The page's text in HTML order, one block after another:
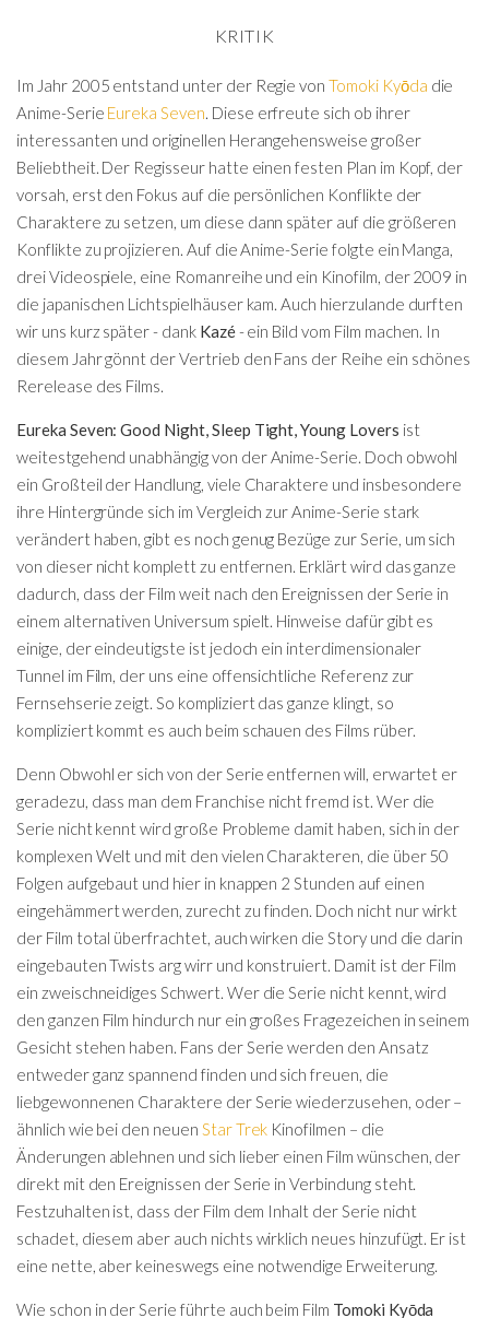
KRITIK
Im Jahr 2005 entstand unter der Regie vonTomoki Kyōda die
Anime-Serie Eureka Seven . Diese erfreute sich ob ihrer
interessanten und originellen Herangehensweise großer
Beliebtheit. Der Regisseur hatte einen festen Plan im Kopf, der
vorsah, erst den Fokus auf die persönlichen Konflikte der
Charaktere zu setzen, um diese dann später auf die größeren
Konflikte zu projizieren. Auf die Anime-Serie folgte ein Manga,
drei Videospiele, eine Romanreihe und ein Kinofilm, der 2009 in
die japanischen Lichtspielhäuser kam. Auch hierzulande durften
wir uns kurz später - dank Kazé- ein Bild vom Film machen. In
diesem Jahr gönnt der Vertrieb den Fans der Reihe ein schönes
Rerelease des Films.
Eureka Seven: Good Night, Sleep Tight, Young Lovers ist
weitestgehend unabhängig von der Anime-Serie. Doch obwohl
ein Großteil der Handlung, viele Charaktere und insbesondere
ihre Hintergründe sich im Vergleich zur Anime-Serie stark
verändert haben, gibt es noch genug Bezüge zur Serie, um sich
von dieser nicht komplett zu entfernen. Erklärt wird das ganze
dadurch, dass der Film weit nach den Ereignissen der Serie in
einem alternativen Universum spielt. Hinweise dafür gibt es
einige, der eindeutigste ist jedoch ein interdimensionaler
Tunnel im Film, der uns eine offensichtliche Referenz zur
Fernsehserie zeigt. So kompliziert das ganze klingt, so
kompliziert kommt es auch beim schauen des Films rüber.
Denn Obwohl er sich von der Serie entfernen will, erwartet er
geradezu, dass man dem Franchise nicht fremd ist. Wer die
Serie nicht kennt wird große Probleme damit haben, sich in der
komplexen Welt und mit den vielen Charakteren, die über 50
Folgen aufgebaut und hier in knappen 2 Stunden auf einen
eingehämmert werden, zurecht zu finden. Doch nicht nur wirkt
der Film total überfrachtet, auch wirken die Story und die darin
eingebauten Twists arg wirr und konstruiert. Damit ist der Film
ein zweischneidiges Schwert. Wer die Serie nicht kennt, wird
den ganzen Film hindurch nur ein großes Fragezeichen in seinem
Gesicht stehen haben. Fans der Serie werden den Ansatz
entweder ganz spannend finden und sich freuen, die
liebgewonnenen Charaktere der Serie wiederzusehen, oder –
ähnlich wie bei den neuen Star Trek Kinofilmen – die
Änderungen ablehnen und sich lieber einen Film wünschen, der
direkt mit den Ereignissen der Serie in Verbindung steht.
Festzuhalten ist, dass der Film dem Inhalt der Serie nicht
schadet, diesem aber auch nichts wirklich neues hinzufügt. Er ist
eine nette, aber keineswegs eine notwendige Erweiterung.
Wie schon in der Serie führte auch beim Film Tomoki Kyōda